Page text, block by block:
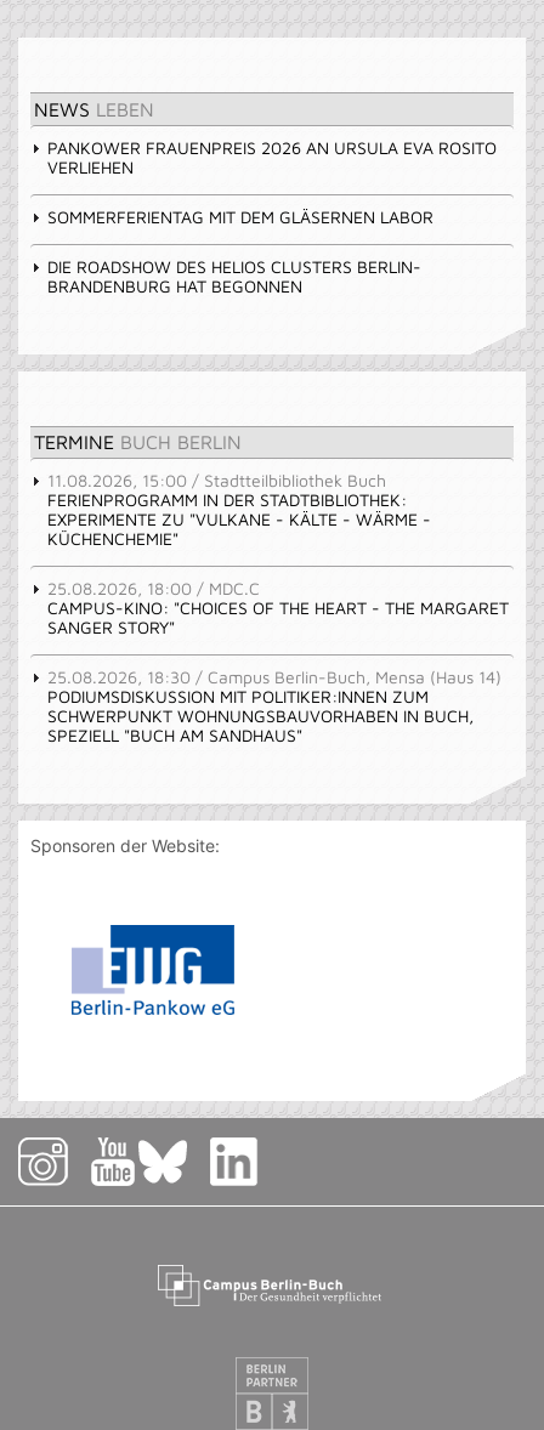
NEWS LEBEN
PANKOWER FRAUENPREIS 2026 AN URSULA EVA ROSITO
VERLIEHEN
SOMMERFERIENTAG MIT DEM GLÄSERNEN LABOR
DIE ROADSHOW DES HELIOS CLUSTERS BERLIN-
BRANDENBURG HAT BEGONNEN
TERMINE BUCH BERLIN
11.08.2026, 15:00 / Stadtteilbibliothek Buch
FERIENPROGRAMM IN DER STADTBIBLIOTHEK:
EXPERIMENTE ZU "VULKANE - KÄLTE - WÄRME -
KÜCHENCHEMIE"
25.08.2026, 18:00 / MDC.C
CAMPUS-KINO: "CHOICES OF THE HEART - THE MARGARET
SANGER STORY"
25.08.2026, 18:30 / Campus Berlin-Buch, Mensa (Haus 14)
PODIUMSDISKUSSION MIT POLITIKER:INNEN ZUM
SCHWERPUNKT WOHNUNGSBAUVORHABEN IN BUCH,
SPEZIELL "BUCH AM SANDHAUS"
Sponsoren der Website: